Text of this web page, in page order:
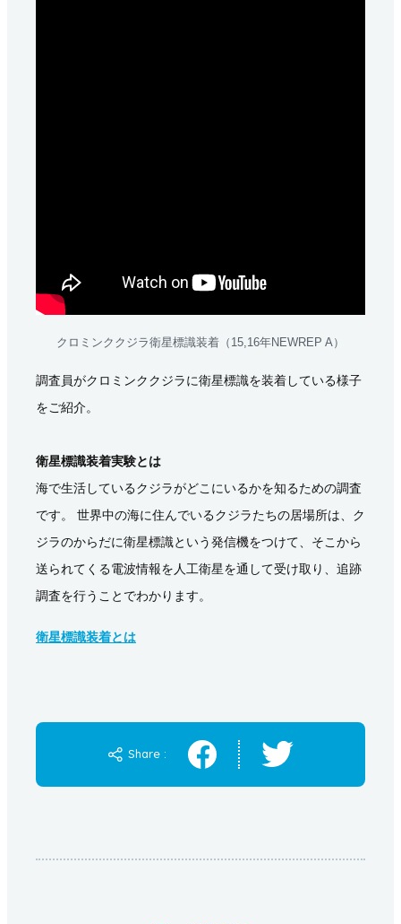
クロミンククジラ衛星標識装着（15,16年NEWREP A）
調査員がクロミンククジラに衛星標識を装着している様子
をご紹介。
衛星標識装着実験とは
海で生活しているクジラがどこにいるかを知るための調査
です。 世界中の海に住んでいるクジラたちの居場所は、ク
ジラのからだに衛星標識という発信機をつけて、そこから
送られてくる電波情報を人工衛星を通して受け取り、追跡
調査を行うことでわかります。
衛星標識装着とは
Share :